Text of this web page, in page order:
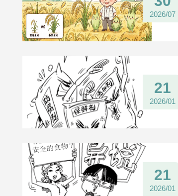
会员专区
2026/07
21
2026/01
21
2026/01